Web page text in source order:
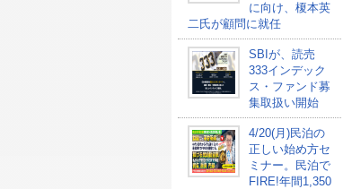
に向け、榎本英
二氏が顧問に就任
SBIが、読売
333インデック
ス・ファンド募
集取扱い開始
4/20(月)民泊の
正しい始め方セ
ミナー。民泊で
FIRE!年間1,350